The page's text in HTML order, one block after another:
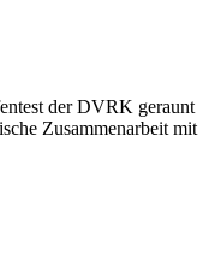
der DVRK geraunt
Zusammenarbeit mit